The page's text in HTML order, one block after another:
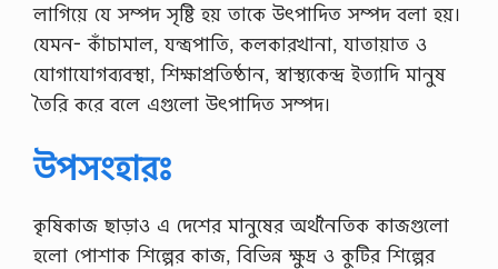
৬
৭
2
লাগিয়ে যে সম্পদ সৃষ্টি হয় তাকে উৎপাদিত সম্পদ বলা হয়।
যেমন- কাঁচামাল, যন্ত্রপাতি, কলকারখানা, যাতায়াত ও
যোগাযোগব্যবস্থা, শিক্ষাপ্রতিষ্ঠান, স্বাস্থ্যকেন্দ্র ইত্যাদি মানুষ
তৈরি করে বলে এগুলো উৎপাদিত সম্পদ।
উপসংহারঃ
কৃষিকাজ ছাড়াও এ দেশের মানুষের অর্থনৈতিক কাজগুলো
হলো পোশাক শিল্পের কাজ, বিভিন্ন ক্ষুদ্র ও কুটির শিল্পের